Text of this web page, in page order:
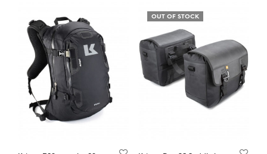
variaties.
optie
kan
gekozen
worden
OUT OF STOCK